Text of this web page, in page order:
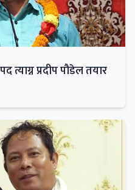
त्याग्न प्रदीप पौडेल तयार